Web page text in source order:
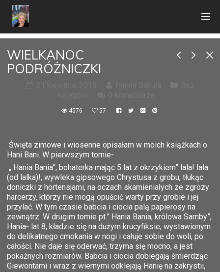
WIELKANOC
PODRÓŻNICZKI
4576 57
Święta zimowe i wiosenne opisałam w moich książkach o
Hani Bani. W pierwszym tomie-
„ Hania Bania”, bohaterka mając 5 lat z okrzykiem” lala! lala
(od lalka)!, wywleka gipsowego Chrystusa z grobu, tłukąc
doniczki z hortensjami, na oczach skamieniałych ze zgrozy
harcerzy, którzy nie mogą opuścić warty przy grobie i jej
przylać. W tym czasie babcia i ciocia palą papierosy na
zewnątrz. W drugim tomie pt.” Hania Bania, królowa Samby”,
Hania- lat 8, kładzie się na dużym krucyfiksie, wystawionym
do delikatnego cmokania w nogi i całuje sobie do woli, po
całości. Nie daje się oderwać, trzyma się mocno, a jest
pokaźnych rozmiarów. Babcia i ciocia dobiegają śmierdząc
Giewontami i wraz z wiernymi odklejają Hanię na zakrystii,